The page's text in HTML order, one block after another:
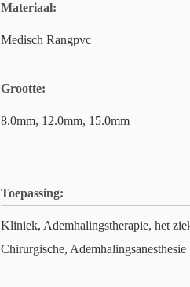
Materiaal:
Medisch Rangpvc
Grootte:
8.0mm, 12.0mm, 15.0mm
Toepassing:
Kliniek, Ademhalingstherapie, het
Chirurgische, Ademhalingsanesthesie